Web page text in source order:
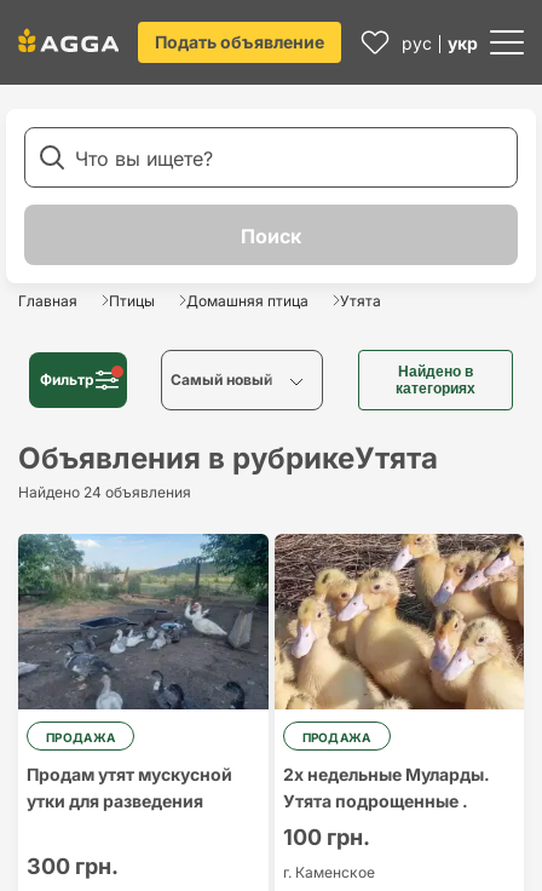
Подать объявление рус укр
Главная Птицы Домашняя птица Утята
Фильтр Cамый новый
Cамый новый
Cамый дорогой
Cамый
дешевый
Найдено в
категориях
Объявления в рубрикеУтята
Найдено 24 объявления
ПРОДАЖА
Продам утят мускусной
утки для разведения
300 грн.
ПРОДАЖА
2х недельные Муларды.
Утята подрощенные .
100 грн.
г. Каменское